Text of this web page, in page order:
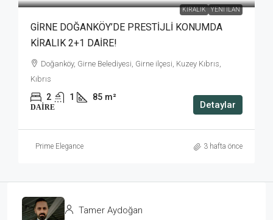
KIRALIK YENI İLAN
GİRNE DOĞANKÖY’DE PRESTİJLİ KONUMDA
KİRALIK 2+1 DAİRE!
Doğanköy, Girne Belediyesi, Girne ilçesi, Kuzey Kıbrıs,
Kıbrıs
2 1 85 m²
DAIRE Detaylar
Prime Elegance 3 hafta önce
Tamer Aydoğan